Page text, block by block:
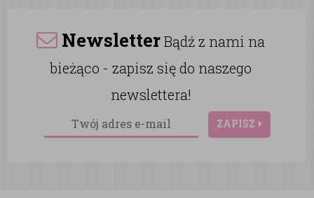
NewsletterBądź z nami na
bieżąco - zapisz się do naszego
newslettera!
ZAPISZ